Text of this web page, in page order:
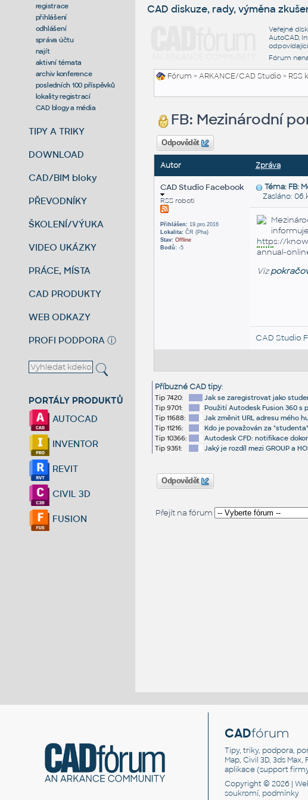
registrace
přihlášení
odhlášení
správa účtu
najít
aktivní témata
archiv konference
posledních 100 příspěvků
lokality registrací
CAD blogy a média
TIPY A TRIKY
DOWNLOAD
CAD/BIM bloky
PŘEVODNÍKY
ŠKOLENÍ/VÝUKA
VIDEO UKÁZKY
PRÁCE, MÍSTA
CAD PRODUKTY
WEB ODKAZY
PROFI PODPORA ⓘ
PORTÁLY PRODUKTŮ
AUTOCAD
INVENTOR
REVIT
CIVIL 3D
FUSION
CAD diskuze, rady, výměna
Veřejné
AutoCAD,
Fórum
Fórum >ARKANCE/CAD Studio> RSS
FB: Mezinárodní
Odpovědět
Autor Zpráva
CAD Studio Facebook
RSS roboti
Přihlášen:19.pro.2016
Lokalita:ČR (Pha)
Stav: Offline
Bodů:-5
Téma: FB:
Zasláno:
https://
annual-
Viz
CAD Studio
Příbuzné CAD tipy:
Tip 7420:
Jak se zaregistrovat jako
Tip 9701:
Použití Autodesk Fusion 360 s
Tip 11688:
Jak změnit URL adresu mého
Tip 11216:
Kdo je považován za
Tip 10366:
Autodesk CFD: notifikace
Tip 9351:
Jaký je rozdíl mezi GROUP a
Odpovědět
Přejít na fórum
CADfórum
Tipy, triky, podpora,
Map, Civil 3D, 3ds
aplikace (support
Copyright © 2026 |
soukromí, podmínky